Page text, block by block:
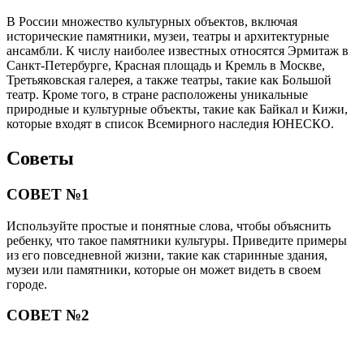
В России множество культурных объектов, включая
исторические памятники, музеи, театры и архитектурные
ансамбли. К числу наиболее известных относятся Эрмитаж в
Санкт-Петербурге, Красная площадь и Кремль в Москве,
Третьяковская галерея, а также театры, такие как Большой
театр. Кроме того, в стране расположены уникальные
природные и культурные объекты, такие как Байкал и Кижи,
которые входят в список Всемирного наследия ЮНЕСКО.
Советы
СОВЕТ №1
Используйте простые и понятные слова, чтобы объяснить
ребенку, что такое памятники культуры. Приведите примеры
из его повседневной жизни, такие как старинные здания,
музеи или памятники, которые он может видеть в своем
городе.
СОВЕТ №2